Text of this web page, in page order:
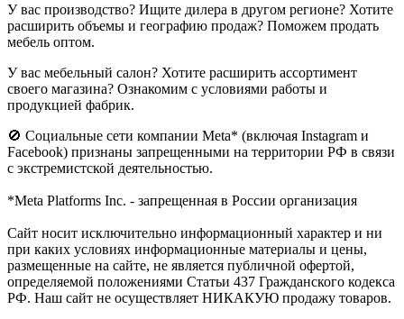
У вас производство? Ищите дилера в другом регионе? Хотите
расширить объемы и географию продаж? Поможем продать
мебель оптом.
У вас мебельный салон? Хотите расширить ассортимент
своего магазина? Ознакомим с условиями работы и
продукцией фабрик.
🚫 Социальные сети компании Meta* (включая Instagram и
Facebook) признаны запрещенными на территории РФ в связи
с экстремистской деятельностью.
*Meta Platforms Inc. - запрещенная в России организация
Cайт носит исключительно информационный характер и ни
при каких условиях информационные материалы и цены,
размещенные на сайте, не является публичной офертой,
определяемой положениями Статьи 437 Гражданского кодекса
РФ. Наш сайт не осуществляет НИКАКУЮ продажу товаров.